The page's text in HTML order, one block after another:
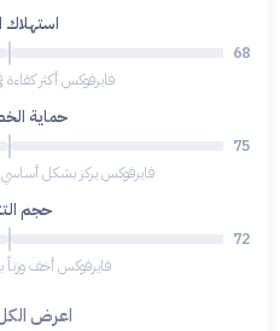
استهلاك
68
فايرفوكس أكثر كفاءة
حماية
75
فايرفوكس يركز بشكل
حجم
72
فايرفوكس أخف وزناً بنحو 30
اعرض الكل